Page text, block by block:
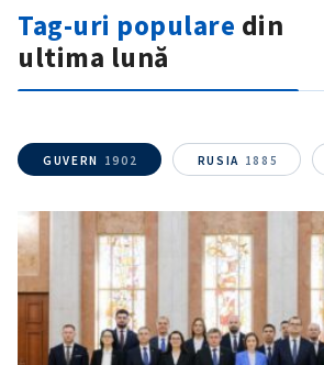
Tag-uri populare din
ultima lună
GUVERN 1902 RUSIA 1885